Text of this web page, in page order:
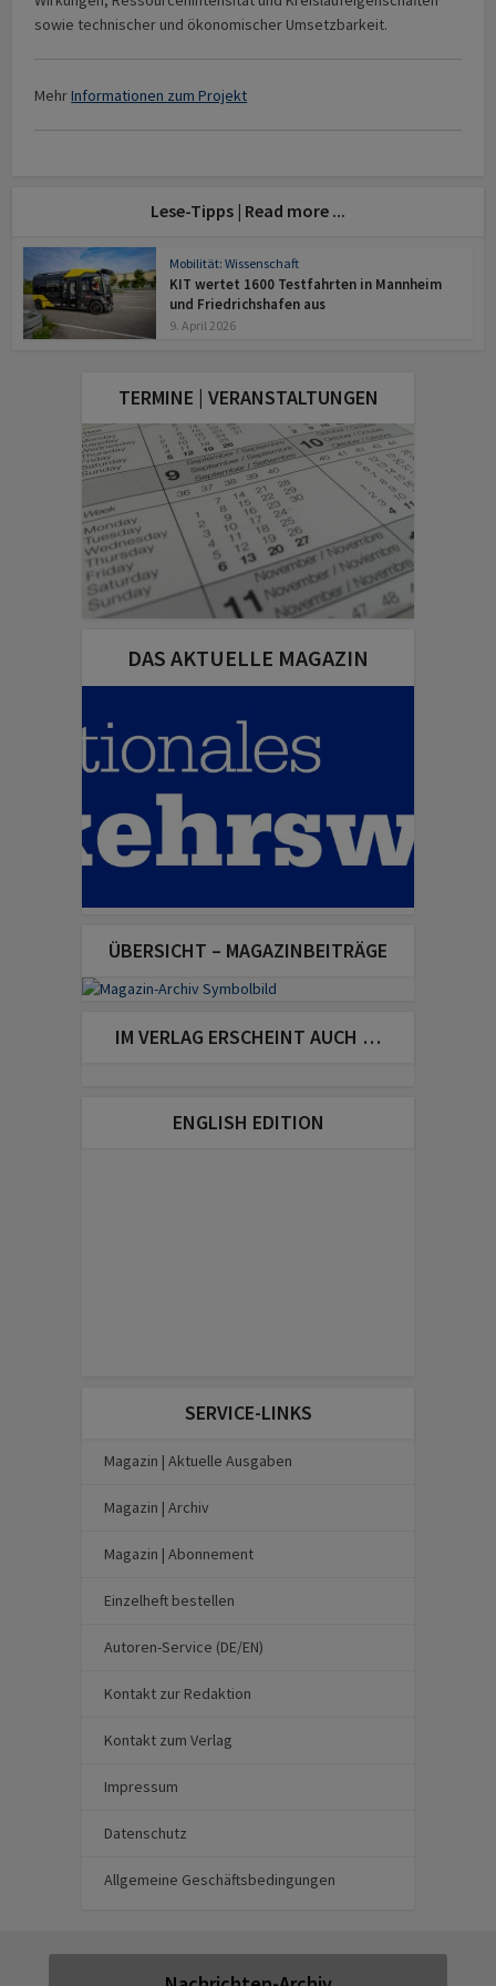
sowie technischer und ökonomischer Umsetzbarkeit.
MehrInformationen zum Projekt
Lese-Tipps | Read more ...
Mobilität: Wissenschaft
KIT wertet 1600 Testfahrten in Mannheim
und Friedrichshafen aus
9. April 2026
TERMINE | VERANSTALTUNGEN
DAS AKTUELLE MAGAZIN
ÜBERSICHT – MAGAZINBEITRÄGE
IM VERLAG ERSCHEINT AUCH …
ENGLISH EDITION
SERVICE-LINKS
Magazin | Aktuelle Ausgaben
Magazin | Archiv
Magazin | Abonnement
Einzelheft bestellen
Autoren-Service (DE/EN)
Kontakt zur Redaktion
Kontakt zum Verlag
Impressum
Datenschutz
Allgemeine Geschäftsbedingungen